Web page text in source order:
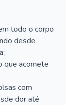
todo o corpo
desde
que acomete
com
dor até